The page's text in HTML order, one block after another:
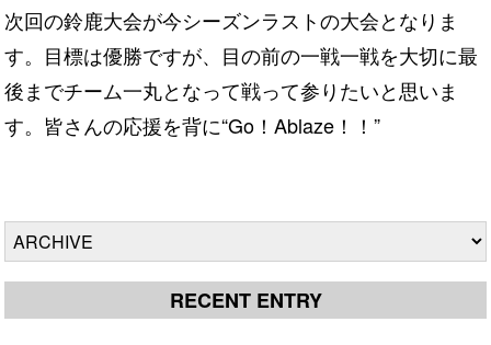
次回の鈴鹿大会が今シーズンラストの大会となりま
す。目標は優勝ですが、目の前の一戦一戦を大切に最
後までチーム一丸となって戦って参りたいと思いま
す。皆さんの応援を背に“Go！Ablaze！！”
RECENT ENTRY